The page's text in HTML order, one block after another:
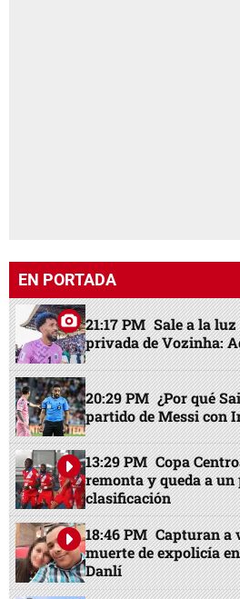
EN PORTADA
21:17 PM Sale a la
privada de Vozinha:
20:29 PM ¿Por qué
partido de Messi con
13:29 PM Copa
remonta y queda a un
clasificación
18:46 PM Capturan a
muerte de expolicía
Danlí